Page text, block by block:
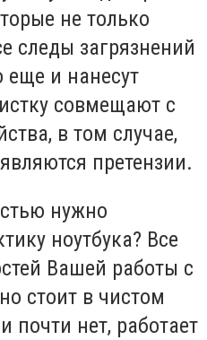
не только
следы загрязнений
еще и нанесут
совмещают с
в том случае,
претензии.
нужно
ноутбука? Все
Вашей работы с
стоит в чистом
почти нет, работает